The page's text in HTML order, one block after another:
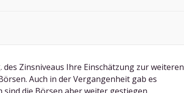
des Zinsniveaus Ihre Einschätzung zur weiteren
Auch in der Vergangenheit gab es